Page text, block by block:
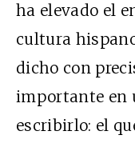
ha elevado el
cultura
dicho con
importante en
escribirlo: el